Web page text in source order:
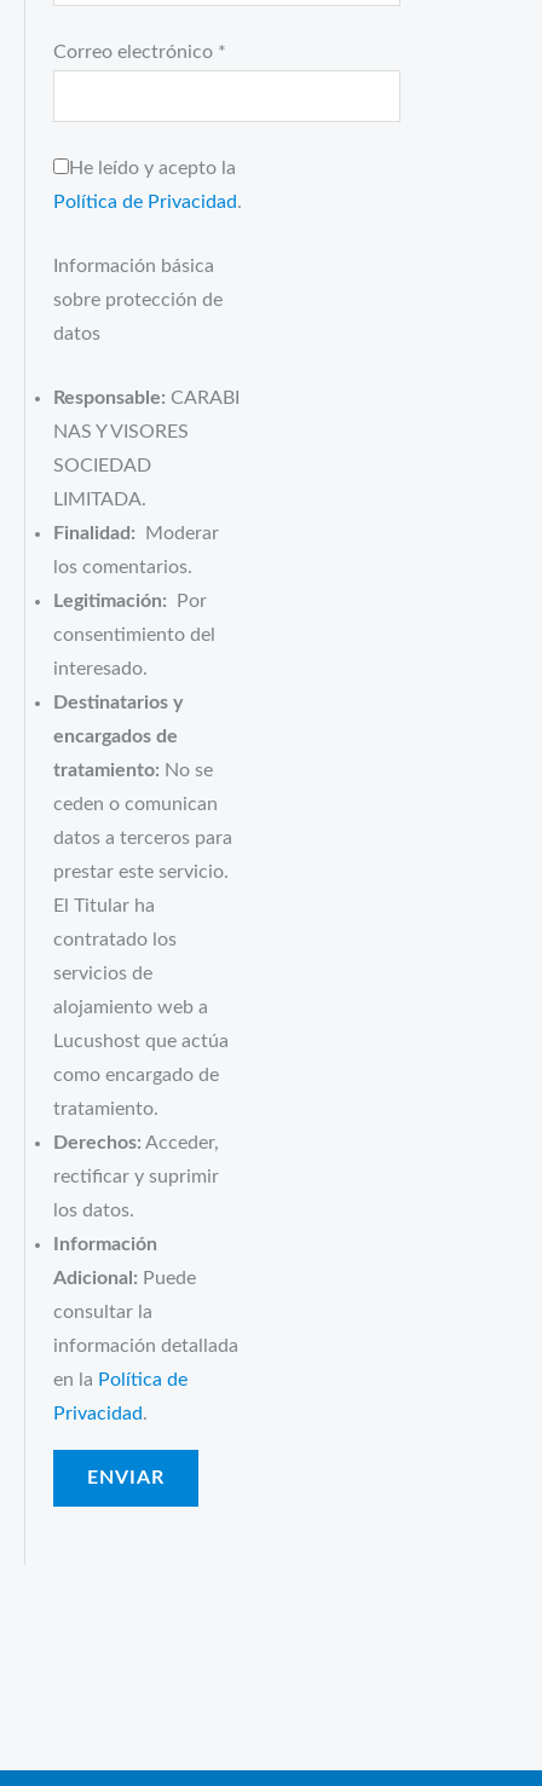
Correo electrónico *
He leído y acepto la
Política de Privacidad .
Información básica
sobre protección de
datos
Responsable: CARABI
NAS Y VISORES
SOCIEDAD
LIMITADA.
Finalidad: Moderar
los comentarios.
Legitimación: Por
consentimiento del
interesado.
Destinatarios y
encargados de
tratamiento: No se
ceden o comunican
datos a terceros para
prestar este servicio.
El Titular ha
contratado los
servicios de
alojamiento web a
Lucushost que actúa
como encargado de
tratamiento.
Derechos: Acceder,
rectificar y suprimir
los datos.
Información
Adicional: Puede
consultar la
información detallada
en la Política de
Privacidad .